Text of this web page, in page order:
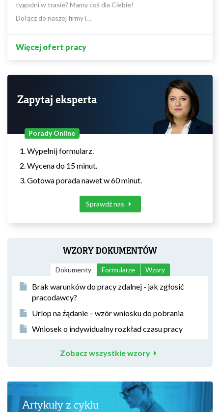
tygodni w trasie? Mamy coś dla Ciebie!
Dołącz do naszej firmy i…
Więcej ofert pracy
Zapytaj eksperta
Porady Online
Wypełnij formularz.
Wycena do 15 minut.
Gotowa porada nawet w 60 minut.
Sprawdź nas
WZORY DOKUMENTÓW
Dokumenty Formularze Wzory
Brak warunków do pracy zdalnej - jak zgłosić
pracodawcy?
Urlop na żądanie – wzór wniosku do pobrania
Wniosek o indywidualny rozkład czasu pracy
Zobacz wszystkie wzory
Artykuły z cyklu